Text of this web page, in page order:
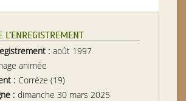
L’ENREGISTREMENT
: août 1997
animée
: Corrèze (19)
: dimanche 30 mars 2025